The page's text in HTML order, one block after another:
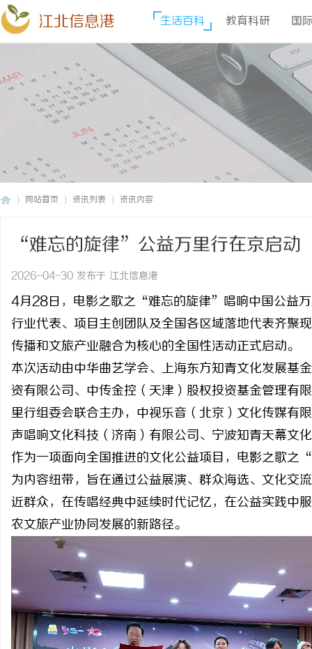
江北信息港 生活百科 教育科研 国
网站首页 资讯列表 资讯内容
“难忘的旋律”公益万里行在京启动
2026-04-30 发布于 江北信息港
4月28日，电影之歌之“难忘的旋律”唱响中国公益
行业代表、项目主创团队及全国各区域落地代表齐聚
传播和文旅产业融合为核心的全国性活动正式启动。
本次活动由中华曲艺学会、上海东方知青文化发展基
资有限公司、中传金控（天津）股权投资基金管理
里行组委会联合主办，中视乐音（北京）文化传媒有
声唱响文化科技（济南）有限公司、宁波知青天幕文
作为一项面向全国推进的文化公益项目，电影之歌
为内容纽带，旨在通过公益展演、群众海选、文化交
近群众，在传唱经典中延续时代记忆，在公益实践中
农文旅产业协同发展的新路径。
汉配眼镜 上海配眼镜 3d激光内雕机：精密雕